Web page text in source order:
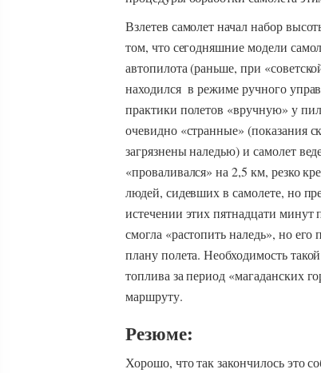
Взлетев самолет начал набор
том, что сегодняшние модели
автопилота (раньше, при
находился в режиме ручного
практики полетов «вручную» у
очевидно «странные» (показания
загрязнены наледью) и самолет
«проваливался» на 2,5 км, резко
людей, сидевших в самолете, но
истечении этих пятнадцати минут
смогла «растопить наледь», но
плану полета. Необходимость
топлива за период «магаданских
маршруту.
Резюме:
Хорошо, что так закончилось это